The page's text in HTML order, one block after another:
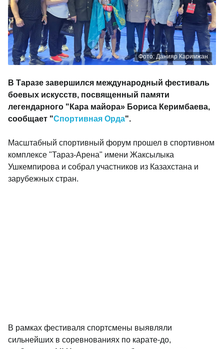
Фото: Данияр Каримжан
В Таразе завершился международный фестиваль
боевых искусств, посвященный памяти
легендарного "Кара майора» Бориса Керимбаева,
сообщает "Спортивная Орда".
Масштабный спортивный форум прошел в спортивном
комплексе "Тараз-Арена" имени Жаксылыка
Ушкемпирова и собрал участников из Казахстана и
зарубежных стран.
В рамках фестиваля спортсмены выявляли
сильнейших в соревнованиях по карате-до,